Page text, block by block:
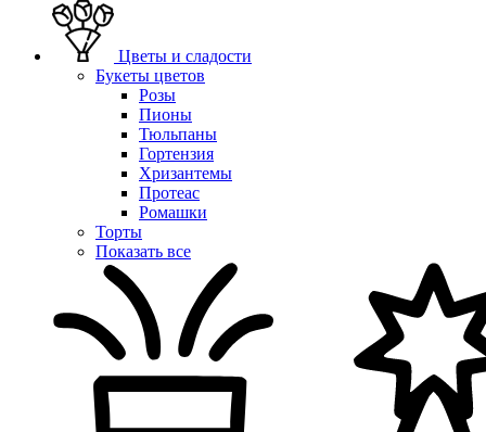
Цветы и сладости
Букеты цветов
Розы
Пионы
Тюльпаны
Гортензия
Хризантемы
Протеас
Ромашки
Торты
Показать все